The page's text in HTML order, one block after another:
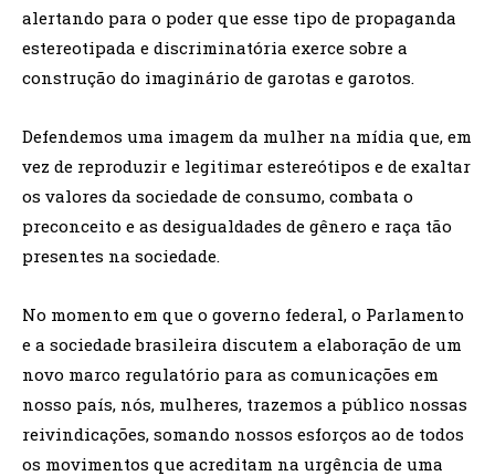
alertando para o poder que esse tipo de propaganda
estereotipada e discriminatória exerce sobre a
construção do imaginário de garotas e garotos.
Defendemos uma imagem da mulher na mídia que, em
vez de reproduzir e legitimar estereótipos e de exaltar
os valores da sociedade de consumo, combata o
preconceito e as desigualdades de gênero e raça tão
presentes na sociedade.
No momento em que o governo federal, o Parlamento
e a sociedade brasileira discutem a elaboração de um
novo marco regulatório para as comunicações em
nosso país, nós, mulheres, trazemos a público nossas
reivindicações, somando nossos esforços ao de todos
os movimentos que acreditam na urgência de uma